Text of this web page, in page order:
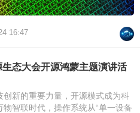
16:47
态大会开源鸿蒙主题演讲活
新的重要力量，开源模式成为科
智联时代，操作系统从“单一设备